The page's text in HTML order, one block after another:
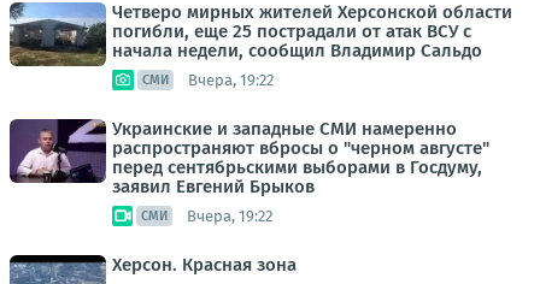
Четверо мирных жителей Херсонской области
погибли, еще 25 пострадали от атак ВСУ с
начала недели, сообщил Владимир Сальдо
СМИ Вчера, 19:22
Украинские и западные СМИ намеренно
распространяют вбросы о "черном августе"
перед сентябрьскими выборами в Госдуму,
заявил Евгений Брыков
СМИ Вчера, 19:22
Херсон. Красная зона